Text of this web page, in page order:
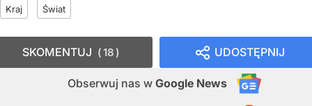
Kraj Świat
UDOSTĘPNIJ
Obserwuj nas w Google News
SKOMENTUJ 18